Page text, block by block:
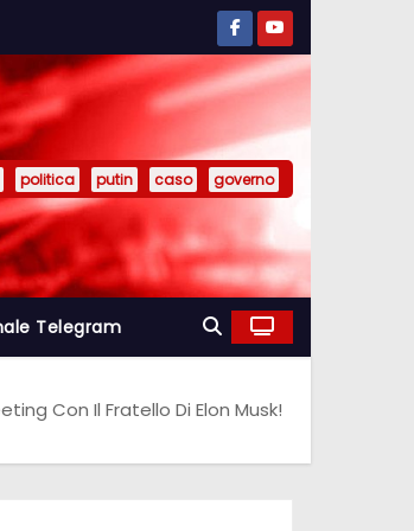
politica putin caso governo
Telegram
Con Il Fratello Di Elon Musk!